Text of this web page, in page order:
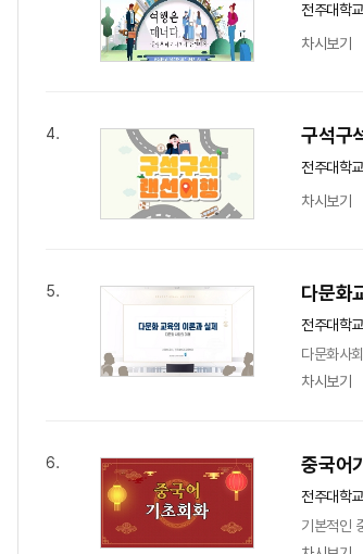
전주대학교
차시보기
4. 구석구
전주대학교
차시보기
5. 다문화
전주대학교
다문화사
차시보기
6. 중국어
전주대학교
기본적인